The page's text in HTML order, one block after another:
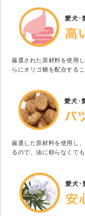
厳選された原材料を使用
らにオリゴ糖を配合する
厳選した原材料を使用し
るので、油に頼らなくて